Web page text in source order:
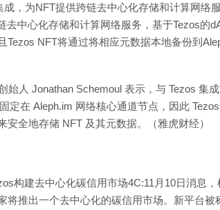
成，为NFT提供跨链去中心化存储和计算网络
去中心化存储和计算网络服务，基于Tezos的
Tezos NFT将通过将相应元数据本地备份到
始人 Jonathan Schemoul 表示，与 Tezos 集
定在 Aleph.im 网络核心通道节点，因此
安全地存储 NFT 及其元数据。（雅虎财经）
构建去中心化碳信用市场4C:11月10日消息
将推出一个去中心化的碳信用市场。新平台